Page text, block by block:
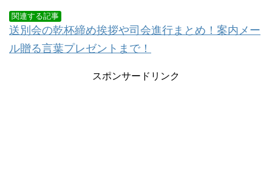
関連する記事
送別会の乾杯締め挨拶や司会進行まとめ！案内メー
ル贈る言葉プレゼントまで！
スポンサードリンク